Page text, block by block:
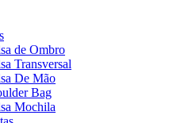
de Ombro
Transversal
De Mão
Bag
Mochila